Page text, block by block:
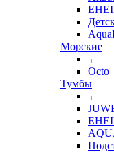
Морские
←
Octo
Тумбы
←